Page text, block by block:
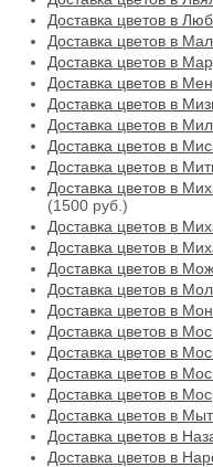
Доставка цветов в
Доставка цветов в
Доставка цветов в
Доставка цветов в
Доставка цветов в
Доставка цветов в
Доставка цветов в
Доставка цветов в
Доставка цветов в
(1500 руб.)
Доставка цветов в
Доставка цветов в
Доставка цветов в
Доставка цветов в
Доставка цветов в
Доставка цветов в
Доставка цветов в
Доставка цветов в
Доставка цветов в
Доставка цветов в
Доставка цветов в
Доставка цветов в